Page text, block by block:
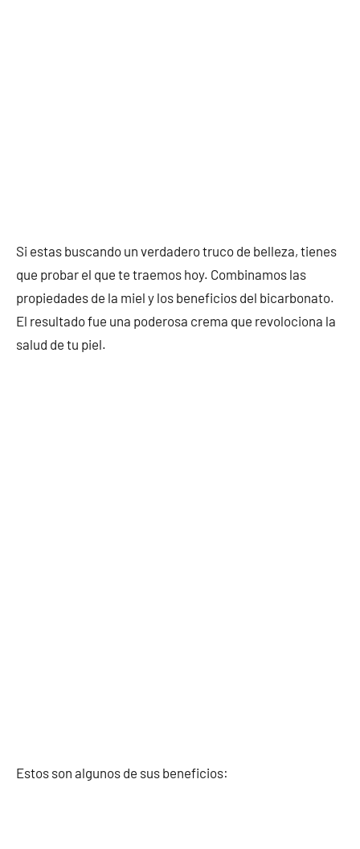
Si estas buscando un verdadero truco de belleza, tienes
que probar el que te traemos hoy. Combinamos las
propiedades de la miel y los beneficios del bicarbonato.
El resultado fue una poderosa crema que revolociona la
salud de tu piel.
Estos son algunos de sus beneficios: